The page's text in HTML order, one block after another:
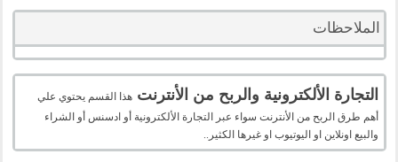
الملاحظات
التجارة الألكترونية والربح من الأنترنت هذا القسم يحتوي علي
أهم طرق الربح من الأنترنت سواء عبر التجارة الألكترونية أو ادسنس أو الشراء
والبيع اونلاين او اليوتيوب او غيرها الكثير..